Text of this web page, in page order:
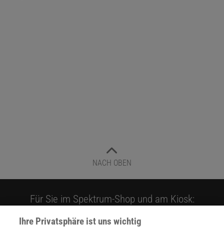
NACH OBEN
Für Sie im Spektrum-Shop und am Kiosk:
Ihre Privatsphäre ist uns wichtig